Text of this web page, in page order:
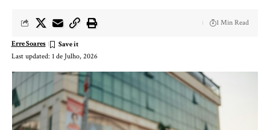
Last updated: 1 de Julho, 2026
Erre Soares
1 Min Read